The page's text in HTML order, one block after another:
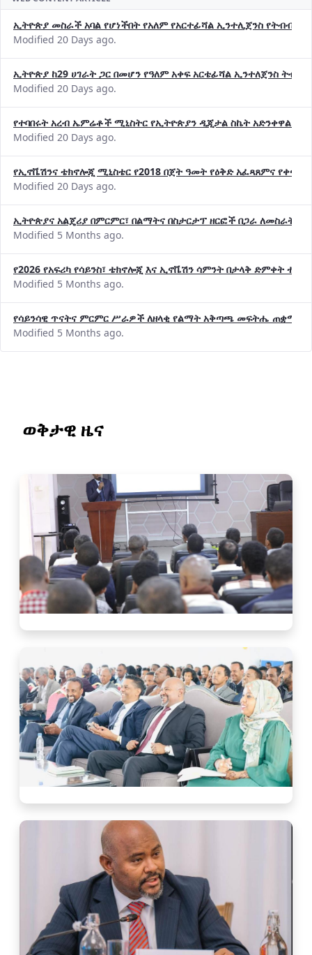
ኢትዮጵያ መስራች አባል የሆነችበት የአለም የአርተፊሻል ኢንተሊጀንስ የትብብር
Modified 20 Days ago.
ኢትዮጵያ ከ29 ሀገራት ጋር በመሆን የዓለም አቀፍ አርቴፊሻል ኢንተለጀንስ
Modified 20 Days ago.
የተባበሩት አረብ ኤምሬቶች ሚኒስትር የኢትዮጵያን ዲጂታል ስኬት አድንቀዋል
Modified 20 Days ago.
የኢኖቬሽንና ቴክኖሎጂ ሚኒስቴር የ2018 በጀት ዓመት የዕቅድ አፈጻጸምና
Modified 20 Days ago.
ኢትዮጵያና አልጄሪያ በምርምር፣ በልማትና በስታርታፕ ዘርፎች በጋራ ለመስራት
Modified 5 Months ago.
የ2026 የአፍሪካ የሳይንስ፣ ቴክኖሎጂ እና ኢኖቬሽን ሳምንት በታላቅ ድምቀት
Modified 5 Months ago.
የሳይንሳዊ ጥናትና ምርምር ሥራዎች ለዘላቂ የልማት አቅጣጫ መፍትሔ ጠቋሚ
Modified 5 Months ago.
ወቅታዊ ዜና